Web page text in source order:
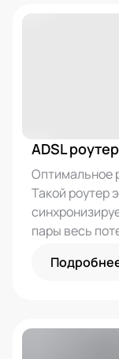
ADSL
Оптимальное
Такой роутер
пары весь